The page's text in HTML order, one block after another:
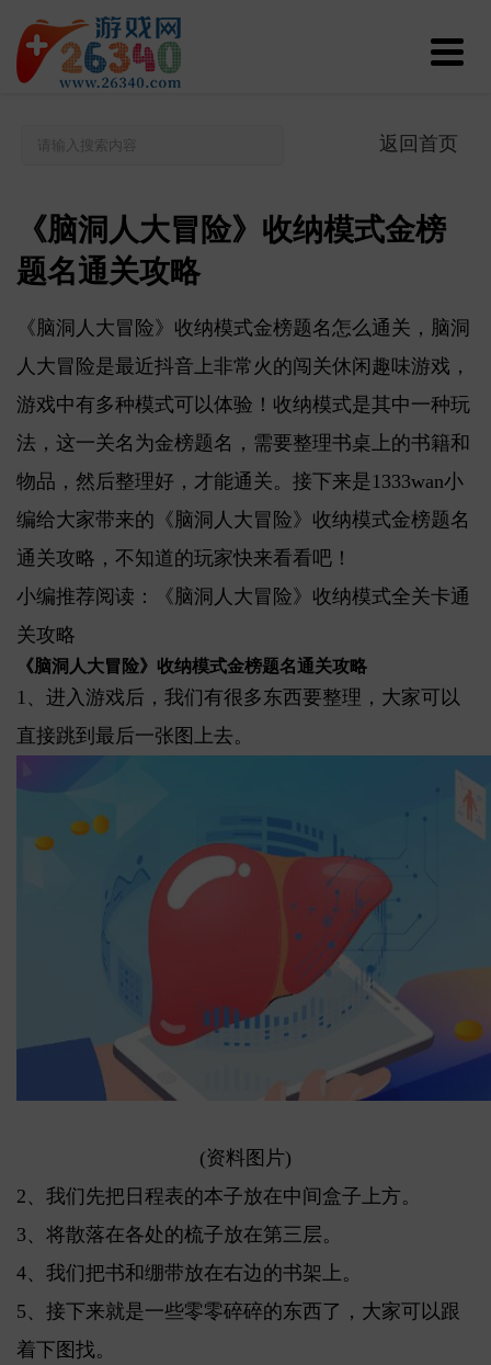
返回首页
《脑洞人大冒险》收纳模式金榜
题名通关攻略
《脑洞人大冒险》收纳模式金榜题名怎么通关，脑洞
人大冒险是最近抖音上非常火的闯关休闲趣味游戏，
游戏中有多种模式可以体验！收纳模式是其中一种玩
法，这一关名为金榜题名，需要整理书桌上的书籍和
物品，然后整理好，才能通关。接下来是1333wan小
编给大家带来的《脑洞人大冒险》收纳模式金榜题名
通关攻略，不知道的玩家快来看看吧！
小编推荐阅读：《脑洞人大冒险》收纳模式全关卡通
关攻略
《脑洞人大冒险》收纳模式金榜题名通关攻略
1、进入游戏后，我们有很多东西要整理，大家可以
直接跳到最后一张图上去。
(资料图片)
2、我们先把日程表的本子放在中间盒子上方。
3、将散落在各处的梳子放在第三层。
4、我们把书和绷带放在右边的书架上。
5、接下来就是一些零零碎碎的东西了，大家可以跟
着下图找。